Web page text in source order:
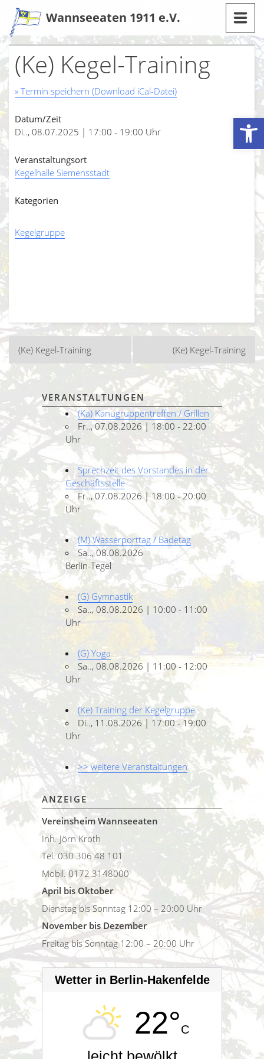
Werkzeugleiste öffnen
Zum
Inhalt
Wannseeaten 1911 e.V.
(Ke) Kegel-Training
» Termin speichern (Download iCal-Datei)
Datum/Zeit
Di.., 08.07.2025 | 17:00 - 19:00 Uhr
Veranstaltungsort
Kegelhalle Siemensstadt
Kategorien
Kegelgruppe
Beitragsnavigation
(Ke) Kegel-Training (Ke) Kegel-Training
VERANSTALTUNGEN
(Ka) Kanugruppentreffen / Grillen
Fr.., 07.08.2026 | 18:00 - 22:00
Uhr
Sprechzeit des Vorstandes in der
Geschäftsstelle
Fr.., 07.08.2026 | 18:00 - 20:00
Uhr
(M) Wasserporttag / Badetag
Sa.., 08.08.2026
Berlin-Tegel
(G) Gymnastik
Sa.., 08.08.2026 | 10:00 - 11:00
Uhr
(G) Yoga
Sa.., 08.08.2026 | 11:00 - 12:00
Uhr
(Ke) Training der Kegelgruppe
Di.., 11.08.2026 | 17:00 - 19:00
Uhr
>> weitere Veranstaltungen
ANZEIGE
Vereinsheim Wannseeaten
Inh. Jörn Kroth
Tel. 030 306 48 101
Mobil. 0172 3148000
April bis Oktober
Dienstag bis Sonntag 12:00 – 20:00 Uhr
November bis Dezember
Freitag bis Sonntag 12:00 – 20:00 Uhr
Wetter in Berlin-Hakenfelde
22°C